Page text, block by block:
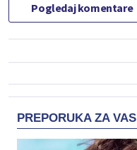
Pogledaj komentare
PREPORUKA ZA VAS